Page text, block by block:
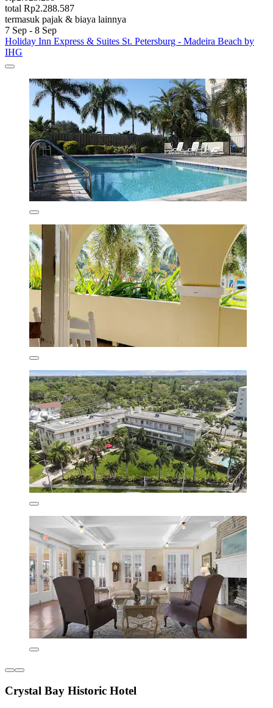
total Rp2.288.587
termasuk pajak & biaya lainnya
7 Sep - 8 Sep
Holiday Inn Express & Suites St. Petersburg - Madeira Beach by
IHG
Crystal Bay Historic Hotel